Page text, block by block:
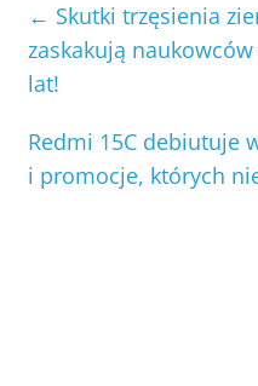
← Skutki trzęsienia
zaskakują
lat!
Redmi 15C debiutuje
i promocje, których